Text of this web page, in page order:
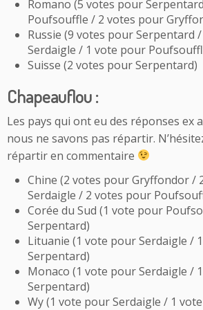
Romano (5 votes pour
Poufsouffle / 2 votes pour
Russie (9 votes pour Serpentard
Serdaigle / 1 vote pour
Suisse (2 votes pour Serpentard)
Chapeauflou :
Les pays qui ont eu des réponses ex
nous ne savons pas répartir.
répartir en commentaire
Chine (2 votes pour Gryffondor /
Serdaigle / 2 votes pour
Corée du Sud (1 vote pour
Serpentard)
Lituanie (1 vote pour Serdaigle /
Serpentard)
Monaco (1 vote pour Serdaigle /
Serpentard)
Wy (1 vote pour Serdaigle / 1